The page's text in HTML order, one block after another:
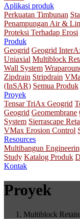
Aplikasi produk
Perkuatan Timbunan
Penampungan Air &
Proteksi Terhadap Erosi
Produk
Geogrid Geogrid
Uniaxial Multiblock
Wall System
Zipdrain Stripdrain
(InSAR) Semua Produk
Proyek
Tensar TriAx Geogrid
Geogrid Geomembrane
System Sierrascape
VMax Erosion Control
Resources
Multibangun
Study Katalog Produk
Kontak
Proyek
Multiblock